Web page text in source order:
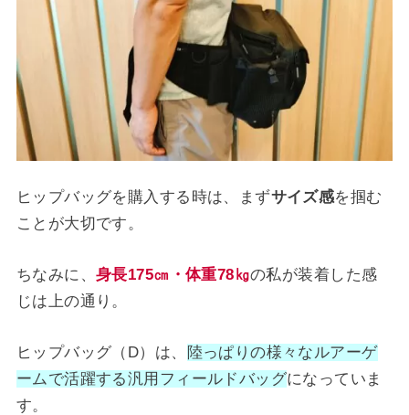
ヒップバッグを購入する時は、まずサイズ感を掴む
ことが大切です。
ちなみに、身長175㎝・体重78㎏の私が装着した感
じは上の通り。
ヒップバッグ（D）は、
陸っぱりの様々なルアーゲ
ームで活躍する汎用フィールドバッグになっていま
す。